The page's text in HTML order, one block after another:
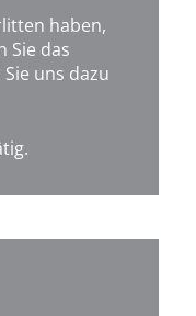
haben,
Sie das
uns dazu